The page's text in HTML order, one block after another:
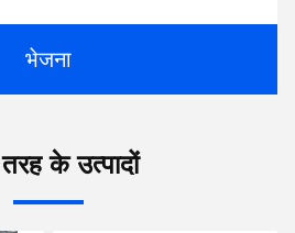
भेजना
के उत्पादों